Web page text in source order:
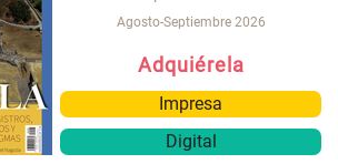
Agosto-Septiembre 2026
Adquiérela
Impresa
Digital